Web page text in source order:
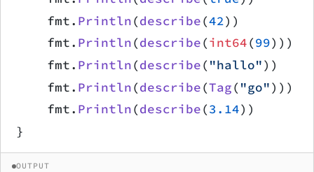
    fmt.
Println(describe(42))
    fmt.
Println(describe(int64(99)))
    fmt.
Println(describe( "hallo"))
    fmt.
Println(describe(Tag( "go")))
    fmt.
Println(describe(3.14))
}
OUTPUT